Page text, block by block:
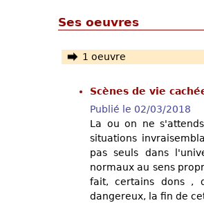
Ses oeuvres
1 oeuvre
Scènes de vie
Publié le 02/03/2018
La ou on ne
situations
pas seuls dans
normaux au sens
fait, certains dons ,
dangereux, la fin de